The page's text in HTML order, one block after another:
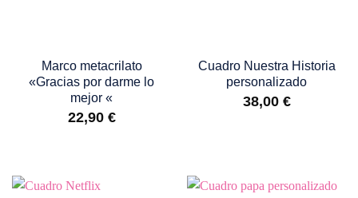
Marco metacrilato
«Gracias por darme lo
mejor «
22,90 €
Cuadro Nuestra Historia
personalizado
38,00 €